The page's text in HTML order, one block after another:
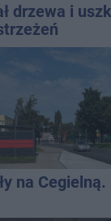
drzewa i
na